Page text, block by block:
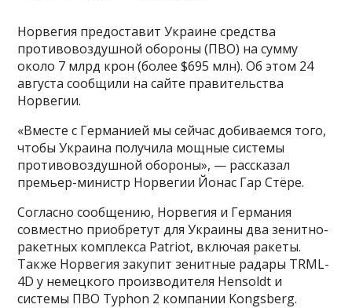
Норвегия предоставит Украине средства
противовоздушной обороны (ПВО) на сумму
около 7 млрд крон (более $695 млн). Об этом 24
августа сообщили на сайте правительства
Норвегии.
«Вместе с Германией мы сейчас добиваемся того,
чтобы Украина получила мощные системы
противовоздушной обороны», — рассказал
премьер-министр Норвегии Йонас Гар Стёре.
Согласно сообщению, Норвегия и Германия
совместно приобретут для Украины два зенитно-
ракетных комплекса Patriot, включая ракеты.
Также Норвегия закупит зенитные радары TRML-
4D у немецкого производителя Hensoldt и
системы ПВО Typhon 2 компании Kongsberg.